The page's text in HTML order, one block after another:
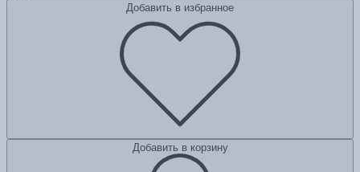
Добавить в избранное
Добавить в корзину